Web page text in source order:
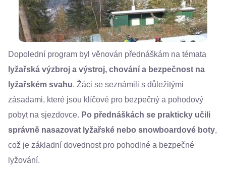
Dopolední program byl věnován přednáškám na témata
lyžařská výzbroj a výstroj, chování a bezpečnost na
lyžařském svahu. Žáci se seznámili s důležitými
zásadami, které jsou klíčové pro bezpečný a pohodový
pobyt na sjezdovce. Po přednáškách se prakticky učili
správně nasazovat lyžařské nebo snowboardové boty,
což je základní dovednost pro pohodlné a bezpečné
lyžování.